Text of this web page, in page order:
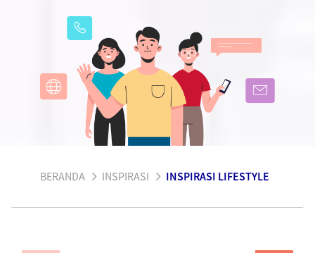
BERANDA INSPIRASI INSPIRASI LIFESTYLE